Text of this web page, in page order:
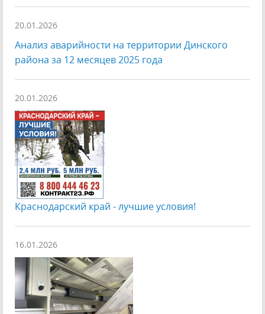
20.01.2026
Анализ аварийности на территории Динского
района за 12 месяцев 2025 года
20.01.2026
Краснодарский край - лучшие условия!
16.01.2026